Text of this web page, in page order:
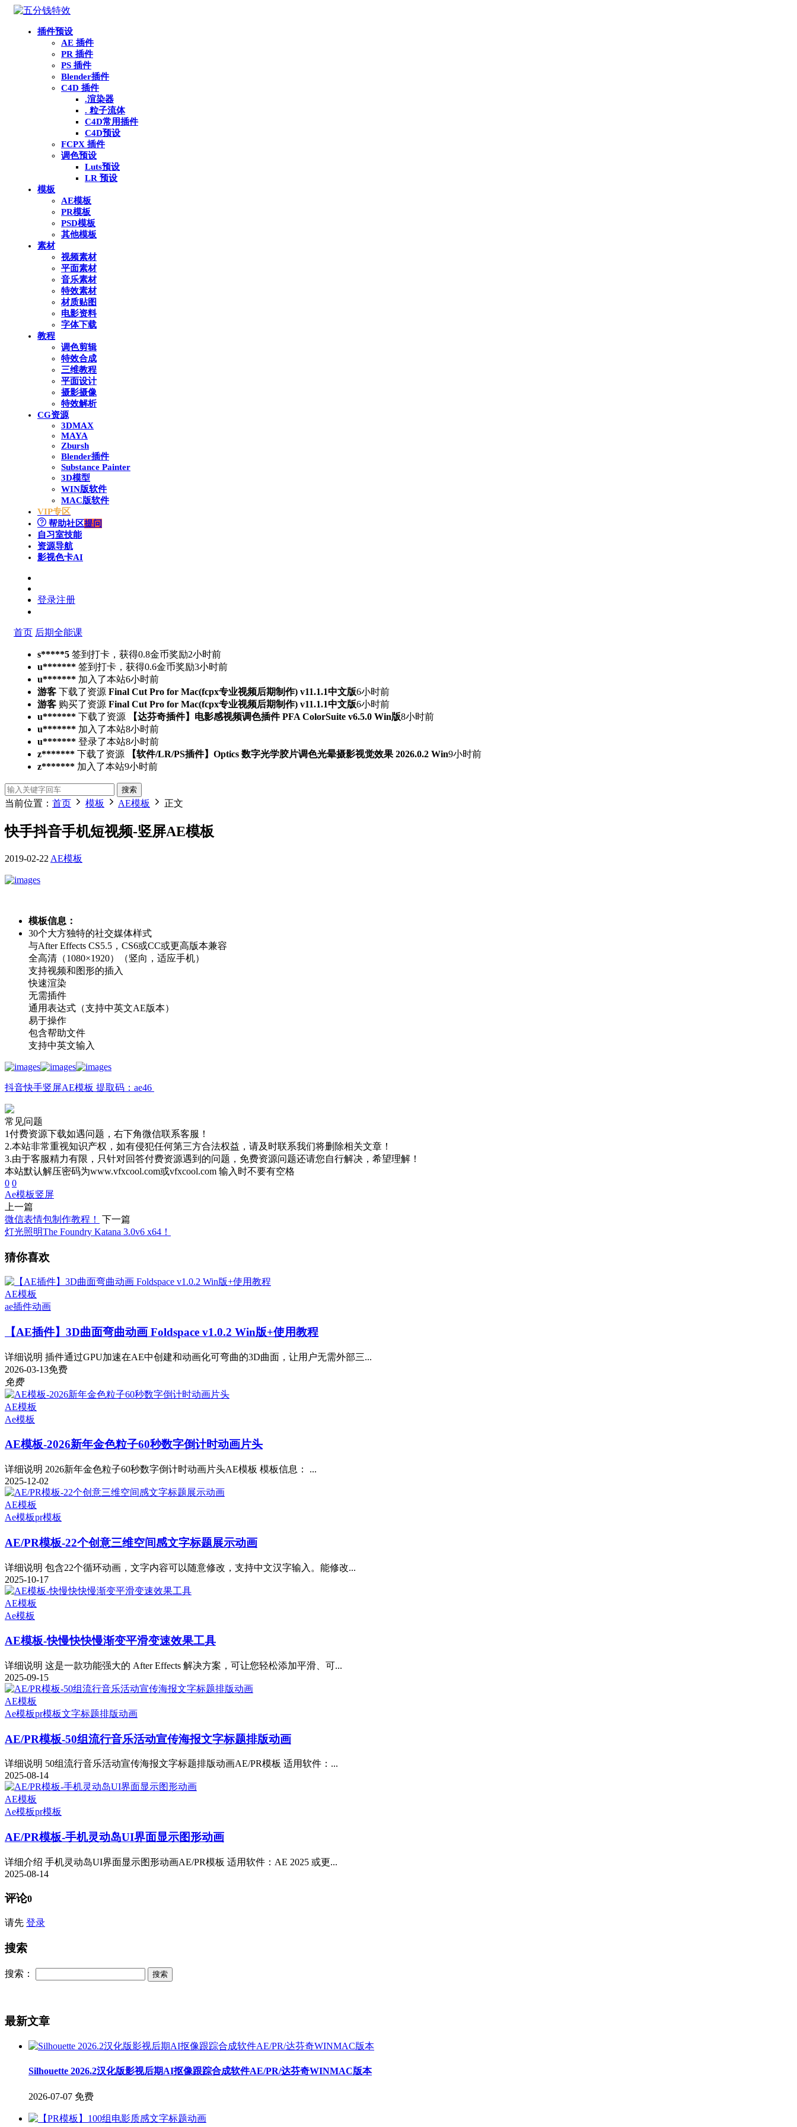
插件预设
AE 插件
PR 插件
PS 插件
Blender插件
C4D 插件
.渲染器
. 粒子流体
C4D常用插件
C4D预设
FCPX 插件
调色预设
Luts预设
LR 预设
模板
AE模板
PR模板
PSD模板
其他模板
素材
视频素材
平面素材
音乐素材
特效素材
材质贴图
电影资料
字体下载
教程
调色剪辑
特效合成
三维教程
平面设计
摄影摄像
特效解析
CG资源
3DMAX
MAYA
Zbursh
Blender插件
Substance Painter
3D模型
WIN版软件
MAC版软件
VIP专区
帮助社区提问
自习室技能
资源导航
影视色卡AI
登录注册
首页 后期全能课
s*****5 签到打卡，获得0.8金币奖励2小时前
u******* 签到打卡，获得0.6金币奖励3小时前
u******* 加入了本站6小时前
游客 下载了资源 Final Cut Pro for Mac(fcpx专业视频后期制作) v11.1.1中文版6小时前
游客 购买了资源 Final Cut Pro for Mac(fcpx专业视频后期制作) v11.1.1中文版6小时前
u******* 下载了资源 【达芬奇插件】电影感视频调色插件 PFA ColorSuite v6.5.0 Win版8小时前
u******* 加入了本站8小时前
u******* 登录了本站8小时前
z******* 下载了资源 【软件/LR/PS插件】Optics 数字光学胶片调色光晕摄影视觉效果 2026.0.2 Win9小时前
z******* 加入了本站9小时前
搜索
当前位置： 首页 模板 AE模板 正文
快手抖音手机短视频-竖屏AE模板
2019-02-22 AE模板
模板信息：
30个大方独特的社交媒体样式
与After Effects CS5.5，CS6或CC或更高版本兼容
全高清（1080×1920）（竖向，适应手机）
支持视频和图形的插入
快速渲染
无需插件
通用表达式（支持中英文AE版本）
易于操作
包含帮助文件
支持中英文输入
抖音快手竖屏AE模板 提取码：ae46
常见问题
1付费资源下载如遇问题，右下角微信联系客服！
2.本站非常重视知识产权，如有侵犯任何第三方合法权益，请及时联系我们将删除相关文章！
3.由于客服精力有限，只针对回答付费资源遇到的问题，免费资源问题还请您自行解决，希望理解！
本站默认解压密码为www.vfxcool.com或vfxcool.com 输入时不要有空格
0 0
Ae模板竖屏
上一篇
微信表情包制作教程！
下一篇
灯光照明The Foundry Katana 3.0v6 x64！
猜你喜欢
AE模板
ae插件动画
【AE插件】3D曲面弯曲动画 Foldspace v1.0.2 Win版+使用教程
详细说明 插件通过GPU加速在AE中创建和动画化可弯曲的3D曲面，让用户无需外部三...
2026-03-13免费
免费
AE模板
Ae模板
AE模板-2026新年金色粒子60秒数字倒计时动画片头
详细说明 2026新年金色粒子60秒数字倒计时动画片头AE模板 模板信息： ...
2025-12-02
AE模板
Ae模板pr模板
AE/PR模板-22个创意三维空间感文字标题展示动画
详细说明 包含22个循环动画，文字内容可以随意修改，支持中文汉字输入。能修改...
2025-10-17
AE模板
Ae模板
AE模板-快慢快快慢渐变平滑变速效果工具
详细说明 这是一款功能强大的 After Effects 解决方案，可让您轻松添加平滑、可...
2025-09-15
AE模板
Ae模板pr模板文字标题排版动画
AE/PR模板-50组流行音乐活动宣传海报文字标题排版动画
详细说明 50组流行音乐活动宣传海报文字标题排版动画AE/PR模板 适用软件：...
2025-08-14
AE模板
Ae模板pr模板
AE/PR模板-手机灵动岛UI界面显示图形动画
详细介绍 手机灵动岛UI界面显示图形动画AE/PR模板 适用软件：AE 2025 或更...
2025-08-14
评论0
请先 登录
搜索
搜索：
最新文章
Silhouette 2026.2汉化版影视后期AI抠像跟踪合成软件AE/PR/达芬奇WINMAC版本
2026-07-07 免费